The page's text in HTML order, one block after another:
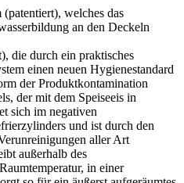
welches das
an den Deckeln
die durch ein praktisches
einen neuen Hygienestandard
der Produktkontamination
der mit dem Speiseeis in
sich im negativen
und ist durch den
aller Art
außerhalb des
in einer